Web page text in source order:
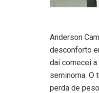
Anderson
desconforto
daí comecei
seminoma. O
perda de